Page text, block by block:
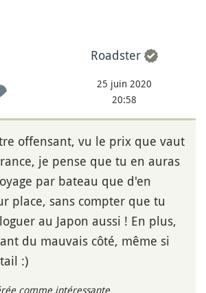
Roadster
25 juin 2020
20:58
offensant, vu le prix que vaut
je pense que tu en auras
par bateau que d'en
place, sans compter que tu
au Japon aussi ! En plus,
du mauvais côté, même si
:)
comme intéressante